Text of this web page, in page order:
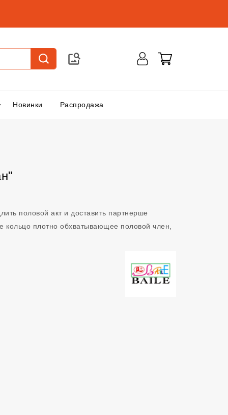
Новинки Распродажа
половой акт и доставить партнерше
кольцо плотно обхватывающее половой член,